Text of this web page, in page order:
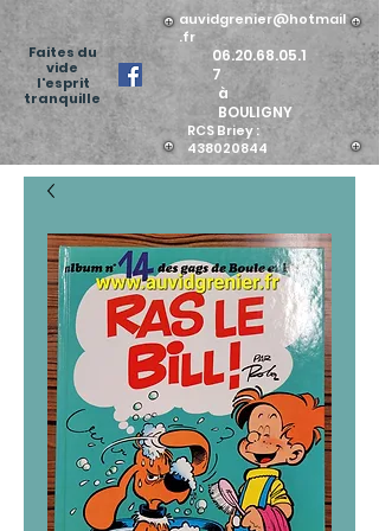
Faites du
vide
l'esprit
tranquille
auvidgrenier@hotmail
.fr
06.20.68.05.1
7
à
BOULIGNY
RCS Briey :
438020844